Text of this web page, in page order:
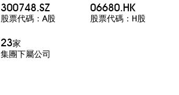
300748.SZ
股票代碼：A股
06680.HK
股票代碼：H股
23家
集團下屬公司